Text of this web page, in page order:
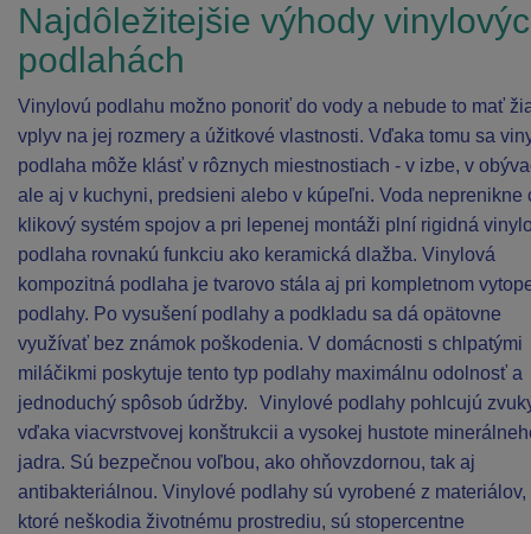
Najdôležitejšie výhody
podlahách
Vinylovú podlahu možno ponoriť do vody a nebude to mať
vplyv na jej rozmery a úžitkové vlastnosti. Vďaka tomu sa
podlaha môže klásť v rôznych miestnostiach - v izbe, v
ale aj v kuchyni, predsieni alebo v kúpeľni. Voda neprenikne
klikový systém spojov a pri lepenej montáži plní rigidná
podlaha rovnakú funkciu ako keramická dlažba. Vinylová
kompozitná podlaha je tvarovo stála aj pri kompletnom
podlahy. Po vysušení podlahy a podkladu sa dá opätovne
využívať bez známok poškodenia. V domácnosti s chlpatými
miláčikmi poskytuje tento typ podlahy maximálnu odolnosť a
jednoduchý spôsob údržby. Vinylové podlahy pohlcujú
vďaka viacvrstvovej konštrukcii a vysokej hustote
jadra. Sú bezpečnou voľbou, ako ohňovzdornou, tak aj
antibakteriálnou. Vinylové podlahy sú vyrobené z materiálov,
ktoré neškodia životnému prostrediu, sú stopercentne